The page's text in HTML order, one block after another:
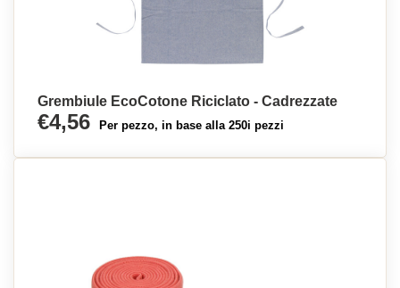
Grembiule EcoCotone Riciclato - Cadrezzate
€4,56 Per pezzo, in base alla 250i pezzi